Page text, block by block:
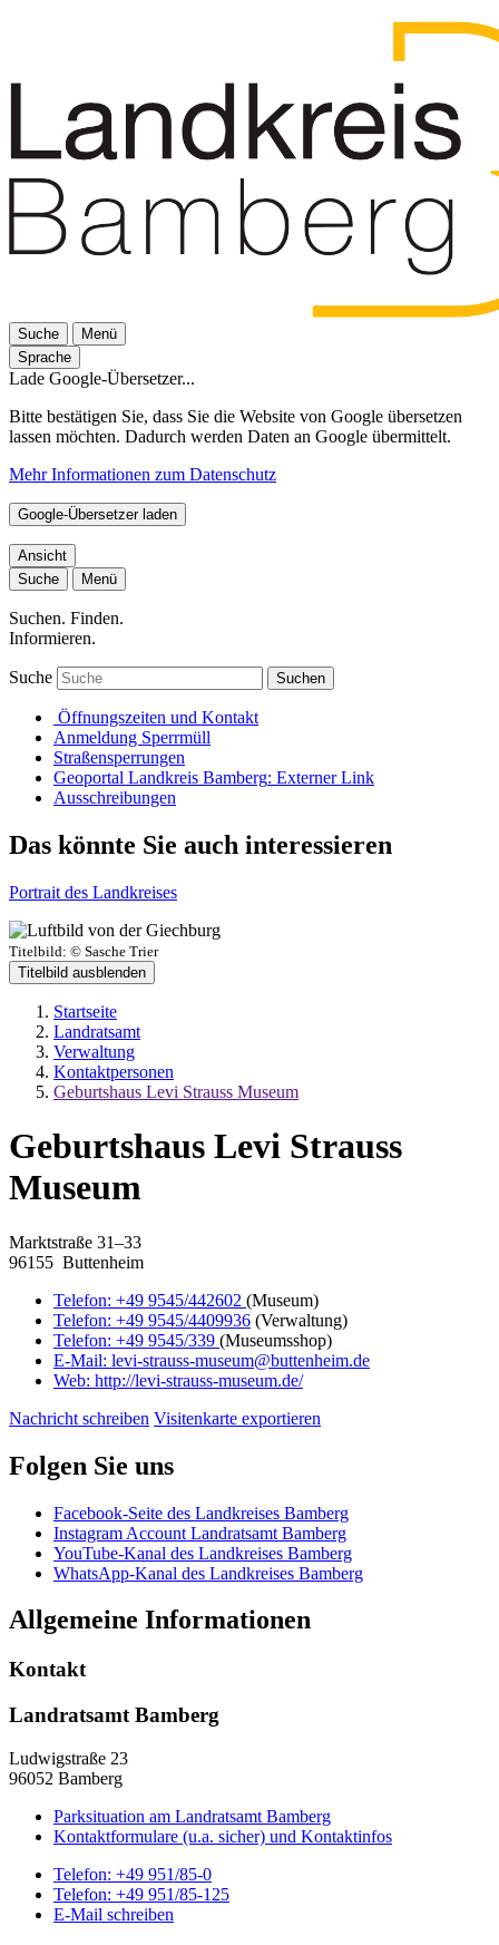
Suche
Menü
Sprache
Lade Google-Übersetzer...
Bitte bestätigen Sie, dass Sie die Website von Google übersetzen
lassen möchten. Dadurch werden Daten an Google übermittelt.
Mehr Informationen zum Datenschutz
Google-Übersetzer laden
Ansicht
Suche
Menü
Suchen. Finden.
Informieren.
Suche Suchen
Öffnungszeiten und Kontakt
Anmeldung Sperrmüll
Straßensperrungen
Geoportal Landkreis Bamberg: Externer Link
Ausschreibungen
Das könnte Sie auch interessieren
Portrait des Landkreises
Titelbild: © Sasche Trier
Titelbild ausblenden
Startseite
Landratsamt
Verwaltung
Kontaktpersonen
Geburtshaus Levi Strauss Museum
Geburtshaus Levi Strauss
Museum
Marktstraße 31–33
96155 Buttenheim
Telefon: +49 9545/442602 (Museum)
Telefon: +49 9545/4409936 (Verwaltung)
Telefon: +49 9545/339 (Museumsshop)
E-Mail: levi-strauss-museum@buttenheim.de
Web: http://levi-strauss-museum.de/
Nachricht schreiben Visitenkarte exportieren
Folgen Sie uns
Facebook-Seite des Landkreises Bamberg
Instagram Account Landratsamt Bamberg
YouTube-Kanal des Landkreises Bamberg
WhatsApp-Kanal des Landkreises Bamberg
Allgemeine Informationen
Kontakt
Landratsamt Bamberg
Ludwigstraße 23
96052 Bamberg
Parksituation am Landratsamt Bamberg
Kontaktformulare (u.a. sicher) und Kontaktinfos
Telefon: +49 951/85-0
Telefon: +49 951/85-125
E-Mail schreiben